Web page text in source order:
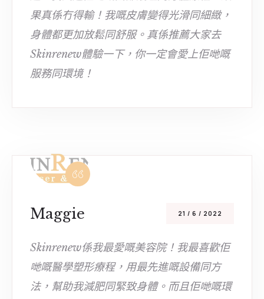
果真係冇得輸！我嘅皮膚變得光滑同細緻，
身體都更加放鬆同舒服。真係推薦大家去
Skinrenew體驗一下，你一定會愛上佢哋嘅
服務同環境！
Maggie 21 / 6 / 2022
Skinrenew係我最愛嘅美容院！我最喜歡佢
哋嘅醫學塑形療程，用最先進嘅設備同方
法，幫助我減肥同緊致身體。而且佢哋嘅環